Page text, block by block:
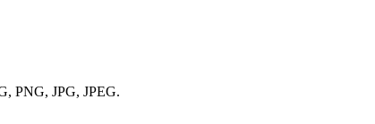
PNG, JPG, JPEG.